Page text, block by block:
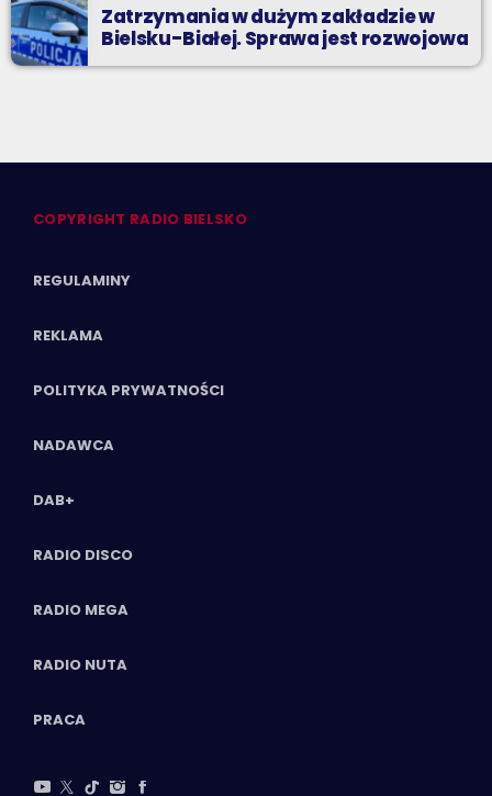
Zatrzymania w dużym zakładzie w
Bielsku-Białej. Sprawa jest rozwojowa
COPYRIGHT RADIO BIELSKO
REGULAMINY
REKLAMA
POLITYKA PRYWATNOŚCI
NADAWCA
DAB+
RADIO DISCO
RADIO MEGA
RADIO NUTA
PRACA